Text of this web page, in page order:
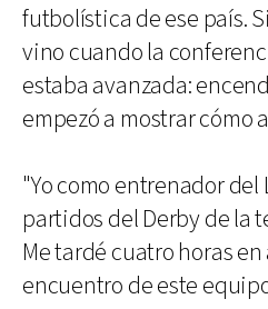
futbolística de ese país.
vino cuando la
estaba avanzada:
empezó a mostrar cómo
"Yo como entrenador del
partidos del Derby de la
Me tardé cuatro horas
encuentro de este